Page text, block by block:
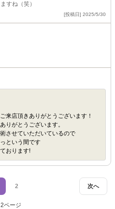
すね（笑）
[投稿日] 2025/5/30
来店頂きありがとうございます！
りがとうございます。
させていただいているので
という間です
おります!
次へ
2
ページ